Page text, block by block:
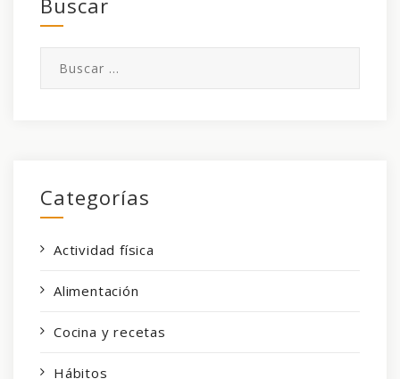
Buscar
Categorías
Actividad física
Alimentación
Cocina y recetas
Hábitos